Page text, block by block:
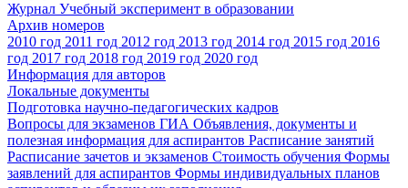
Журнал Учебный эксперимент в образовании
Архив номеров
2010 год 2011 год 2012 год 2013 год 2014 год 2015 год 2016
год 2017 год 2018 год 2019 год 2020 год
Информация для авторов
Локальные документы
Подготовка научно-педагогических кадров
Вопросы для экзаменов ГИА Объявления, документы и
полезная информация для аспирантов Расписание занятий
Расписание зачетов и экзаменов Стоимость обучения Формы
заявлений для аспирантов Формы индивидуальных планов